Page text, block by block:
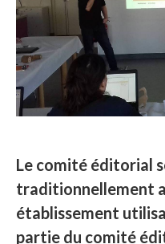
Le comité éditorial
traditionnellement
établissement
partie du comité